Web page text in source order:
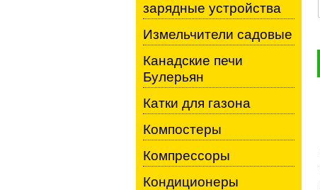
зарядные устройства
Измельчители садовые
Канадские печи
Булерьян
Катки для газона
Компостеры
Компрессоры
Кондиционеры